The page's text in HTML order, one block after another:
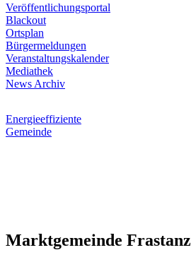
Veröffentlichungsportal
Blackout
Ortsplan
Bürgermeldungen
Veranstaltungskalender
Mediathek
News Archiv
Energieeffiziente
Gemeinde
Marktgemeinde Frastanz